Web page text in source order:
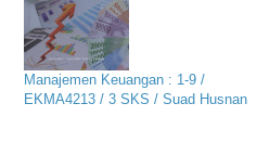
Manajemen Keuangan : 1-9 /
EKMA4213 / 3 SKS / Suad Husnan